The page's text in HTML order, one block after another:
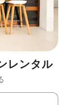
レンタル